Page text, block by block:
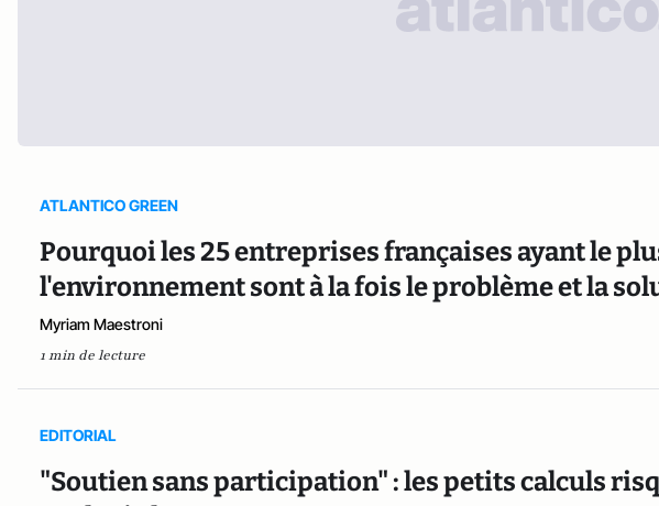
ATLANTICO GREEN
Pourquoi les 25 entreprises françaises ayant le
l'environnement sont à la fois le problème et la
Myriam Maestroni
1 min de lecture
EDITORIAL
"Soutien sans participation" : les petits calculs